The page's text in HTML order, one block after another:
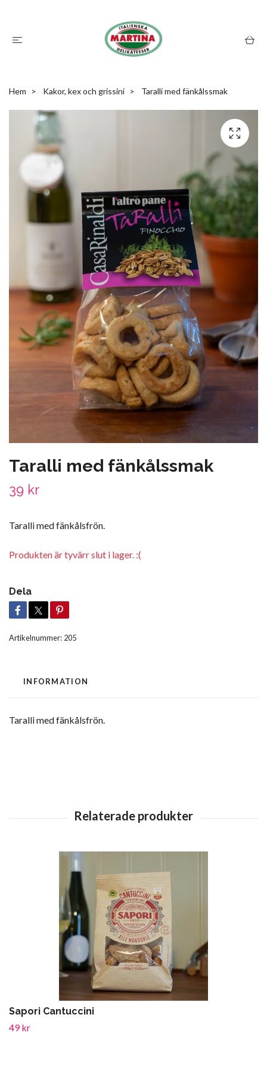
Hem Kakor, kex och grissini Taralli med fänkålssmak
Taralli med fänkålssmak
39 kr
Taralli med fänkålsfrön.
Produkten är tyvärr slut i lager. :(
Dela
Artikelnummer: 205
INFORMATION
Taralli med fänkålsfrön.
Sapori Cantuccini
49 kr